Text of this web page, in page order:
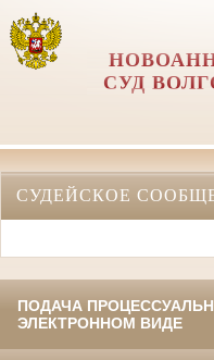
СУД
СУДЕЙСКОЕ
ПОДАЧА
ЭЛЕКТРОННОМ ВИДЕ